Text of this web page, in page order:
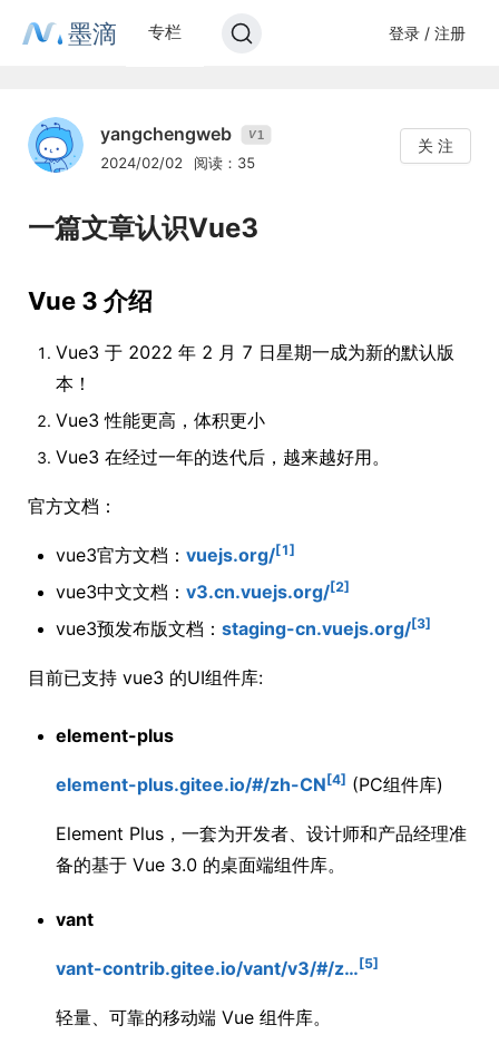
墨滴 专栏 登录 / 注册
yangchengweb V1
2024/02/02 阅读：35
关 注
一篇文章认识Vue3
Vue 3 介绍
Vue3 于 2022 年 2 月 7 日星期一成为新的默认版
本！
Vue3 性能更高，体积更小
Vue3 在经过一年的迭代后，越来越好用。
官方文档：
vue3官方文档： vuejs.org/[1]
vue3中文文档： v3.cn.vuejs.org/[2]
vue3预发布版文档： staging-cn.vuejs.org/[3]
目前已支持 vue3 的UI组件库:
element-plus
element-plus.gitee.io/#/zh-CN[4] (PC组件库)
Element Plus，一套为开发者、设计师和产品经理准
备的基于 Vue 3.0 的桌面端组件库。
vant
vant-contrib.gitee.io/vant/v3/#/z…[5]
轻量、可靠的移动端 Vue 组件库。